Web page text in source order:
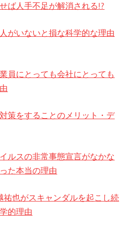
ば人手不足が解消される!?
がいないと損な科学的な理由
員にとっても会社にとっても
策をすることのメリット・デ
ルスの非常事態宣言がなかな
た本当の理由
祐也がスキャンダルを起こし続
的理由